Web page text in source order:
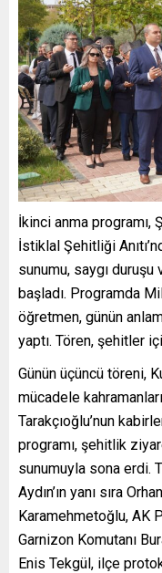
İkinci anma programı,
İstiklal Şehitliği
sunumu, saygı duruşu
başladı. Programda
öğretmen, günün
yaptı. Tören, şehitler
Günün üçüncü töreni,
mücadele
Tarakçıoğlu’nun
programı, şehitlik
sunumuyla sona erdi.
Aydın’ın yanı sıra
Karamehmetoğlu, AK
Garnizon Komutanı
Enis Tekgül, ilçe